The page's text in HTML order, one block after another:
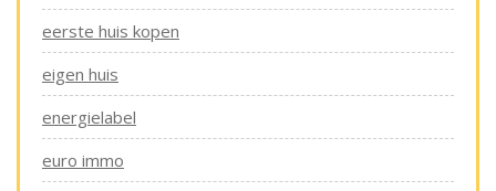
eerste huis kopen
eigen huis
energielabel
euro immo